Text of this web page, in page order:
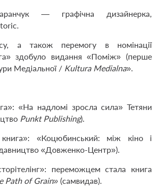
— графічна дизайнерка,
а також перемогу в номінації
здобуло видання «Поміж» (перше
Медіальної / Kultura Medialna».
«На надломі зросла сила» Тетяни
Punkt Publishing).
«Коцюбинський: між кіно і
«Довженко-Центр»).
переможцем стала книга
Path of Grain» (самвидав).